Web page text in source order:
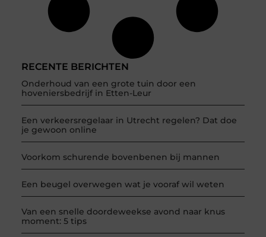
RECENTE BERICHTEN
Onderhoud van een grote tuin door een
hoveniersbedrijf in Etten-Leur
Een verkeersregelaar in Utrecht regelen? Dat doe
je gewoon online
Voorkom schurende bovenbenen bij mannen
Een beugel overwegen wat je vooraf wil weten
Van een snelle doordeweekse avond naar knus
moment: 5 tips